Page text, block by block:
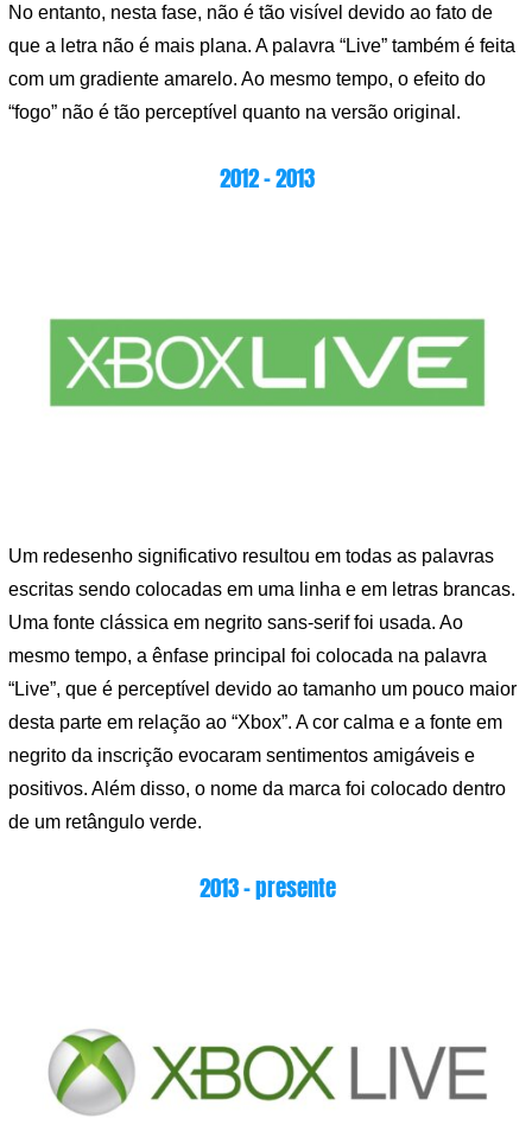
No entanto, nesta fase, não é tão visível devido ao fato de
que a letra não é mais plana. A palavra “Live” também é feita
com um gradiente amarelo. Ao mesmo tempo, o efeito do
“fogo” não é tão perceptível quanto na versão original.
2012 – 2013
Um redesenho significativo resultou em todas as palavras
escritas sendo colocadas em uma linha e em letras brancas.
Uma fonte clássica em negrito sans-serif foi usada. Ao
mesmo tempo, a ênfase principal foi colocada na palavra
“Live”, que é perceptível devido ao tamanho um pouco maior
desta parte em relação ao “Xbox”. A cor calma e a fonte em
negrito da inscrição evocaram sentimentos amigáveis ​​e
positivos. Além disso, o nome da marca foi colocado dentro
de um retângulo verde.
2013 – presente